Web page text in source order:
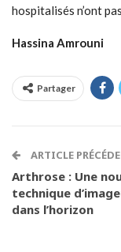
hospitalisés n’ont
Hassina Amrouni
Partager
ARTICLE
Arthrose : Une
technique
dans l’horizon